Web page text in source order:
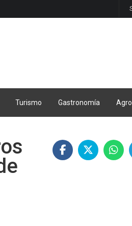
Turismo Gastronomía